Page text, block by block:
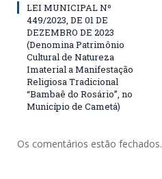
LEI MUNICIPAL Nº
449/2023, DE 01 DE
DEZEMBRO DE 2023
(Denomina Patrimônio
Cultural de Natureza
Imaterial a Manifestação
Religiosa Tradicional
“Bambaê do Rosário”, no
Município de Cametá)
Os comentários estão fechados.